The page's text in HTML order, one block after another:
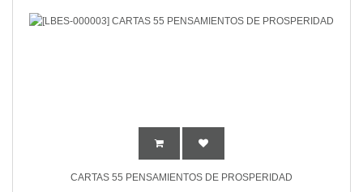
CARTAS 55 PENSAMIENTOS DE PROSPERIDAD